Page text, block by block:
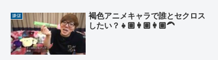
嫌儲
褐色アニメキャラで誰とセクロス
したい？👧🏽👩🏽👩🏽‍🦱